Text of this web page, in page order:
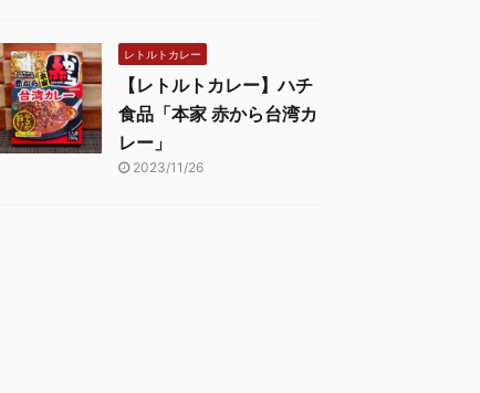
レトルトカレー
【レトルトカレー】ハチ
食品「本家 赤から台湾カ
レー」
2023/11/26